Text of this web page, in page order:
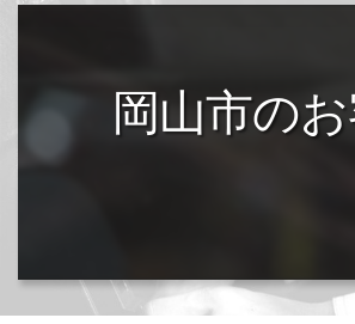
フロントガラス
カー用品取付･車
岡山市の